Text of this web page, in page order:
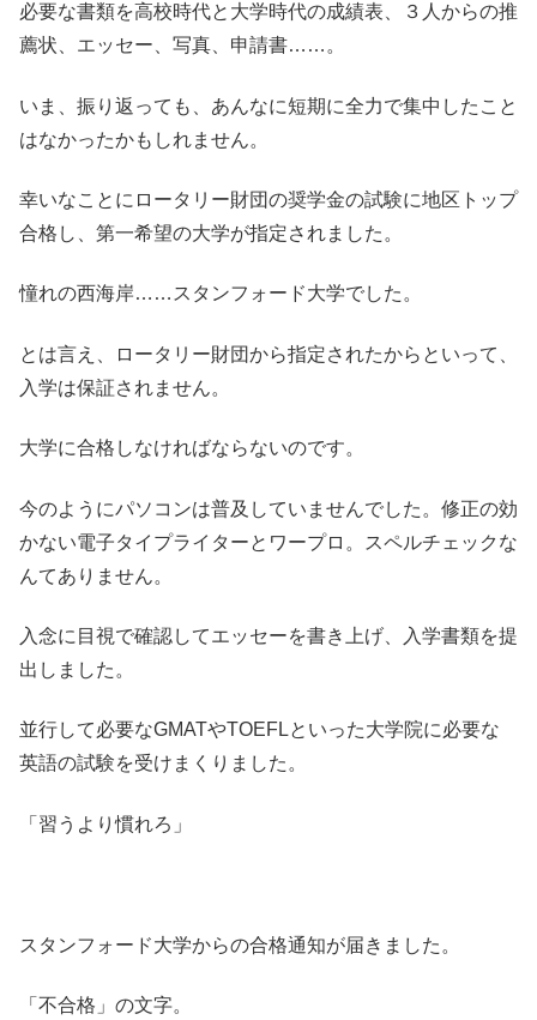
必要な書類を高校時代と大学時代の成績表、３人からの推
薦状、エッセー、写真、申請書……。
いま、振り返っても、あんなに短期に全力で集中したこと
はなかったかもしれません。
幸いなことにロータリー財団の奨学金の試験に地区トップ
合格し、第一希望の大学が指定されました。
憧れの西海岸……スタンフォード大学でした。
とは言え、ロータリー財団から指定されたからといって、
入学は保証されません。
大学に合格しなければならないのです。
今のようにパソコンは普及していませんでした。修正の効
かない電子タイプライターとワープロ。スペルチェックな
んてありません。
入念に目視で確認してエッセーを書き上げ、入学書類を提
出しました。
並行して必要なGMATやTOEFLといった大学院に必要な
英語の試験を受けまくりました。
「習うより慣れろ」
スタンフォード大学からの合格通知が届きました。
「不合格」の文字。